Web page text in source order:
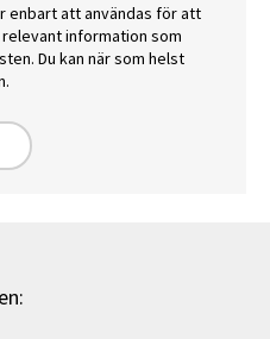
enbart att användas för att
information som
Du kan när som helst